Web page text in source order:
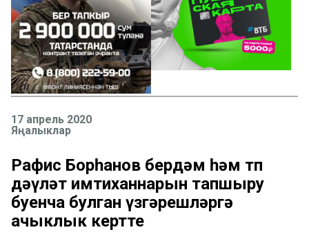
17 апрель 2020
Яңалыклар
Рафис Борһанов бердәм һәм төп
дәүләт имтиханнарын тапшыру
буенча булган үзгәрешләргә
ачыклык кертте